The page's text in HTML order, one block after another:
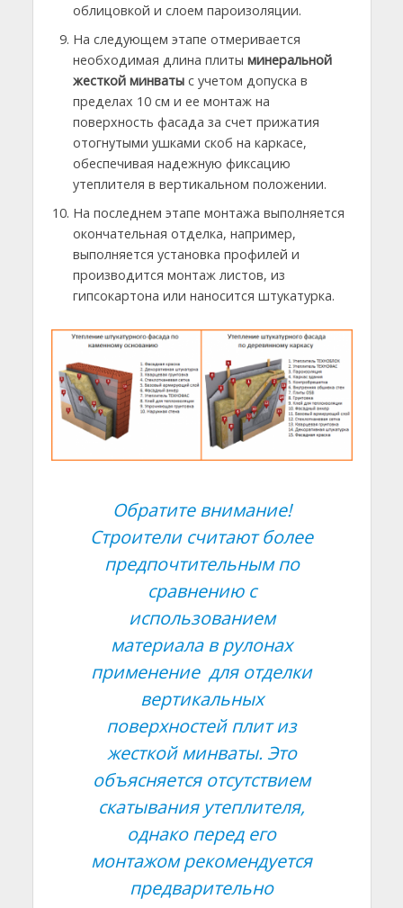
облицовкой и слоем пароизоляции.
На следующем этапе отмеривается
необходимая длина плиты минеральной
жесткой минваты с учетом допуска в
пределах 10 см и ее монтаж на
поверхность фасада за счет прижатия
отогнутыми ушками скоб на каркасе,
обеспечивая надежную фиксацию
утеплителя в вертикальном положении.
На последнем этапе монтажа выполняется
окончательная отделка, например,
выполняется установка профилей и
производится монтаж листов, из
гипсокартона или наносится штукатурка.
Обратите внимание!
Строители считают более
предпочтительным по
сравнению с
использованием
материала в рулонах
применение для отделки
вертикальных
поверхностей плит из
жесткой минваты. Это
объясняется отсутствием
скатывания утеплителя,
однако перед его
монтажом рекомендуется
предварительно